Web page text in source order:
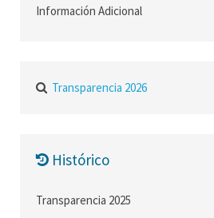
Información Adicional
Transparencia 2026
Histórico
Transparencia 2025